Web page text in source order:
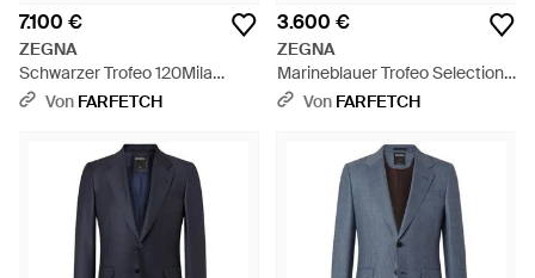
7.100 €
ZEGNA
Schwarzer Trofeo 120Mila
Abendanzug Aus Wolle Und
Von FARFETCH
3.600 €
ZEGNA
Marineblauer Trofeo Selection
Wollanzug
Von FARFETCH